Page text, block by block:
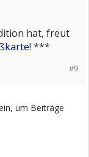
hat, freut
! ***
#9
um Beiträge